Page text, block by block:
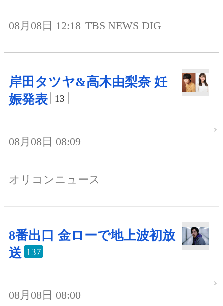
08月08日 12:18 TBS NEWS DIG
岸田タツヤ&高木由梨奈 妊
娠発表
13
08月08日 08:09
オリコンニュース
8番出口 金ローで地上波初放
送 137
08月08日 08:00